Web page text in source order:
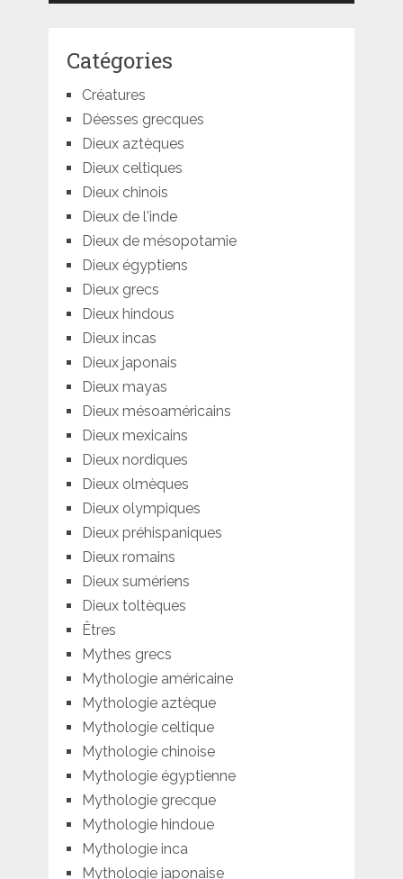
Catégories
Créatures
Déesses grecques
Dieux aztèques
Dieux celtiques
Dieux chinois
Dieux de l'inde
Dieux de mésopotamie
Dieux égyptiens
Dieux grecs
Dieux hindous
Dieux incas
Dieux japonais
Dieux mayas
Dieux mésoaméricains
Dieux mexicains
Dieux nordiques
Dieux olmèques
Dieux olympiques
Dieux préhispaniques
Dieux romains
Dieux sumériens
Dieux toltèques
Êtres
Mythes grecs
Mythologie américaine
Mythologie aztèque
Mythologie celtique
Mythologie chinoise
Mythologie égyptienne
Mythologie grecque
Mythologie hindoue
Mythologie inca
Mythologie japonaise